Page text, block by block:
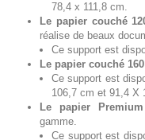
78,4 x 111,8 cm.
Le papier couché
réalise de beaux
Ce support est
Le papier couché
Ce support est
106,7 cm et 91,4 X
Le papier
gamme.
Ce support est